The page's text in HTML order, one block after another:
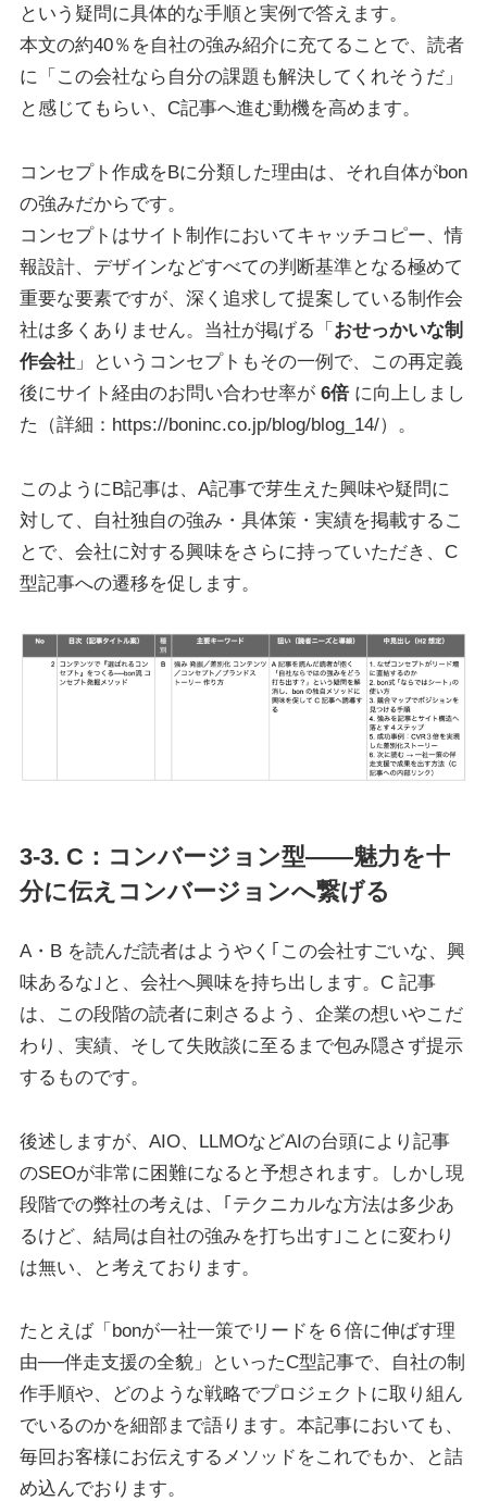
という疑問に具体的な手順と実例で答えます。
本文の約40％を自社の強み紹介に充てることで、読者
に「この会社なら自分の課題も解決してくれそうだ」
と感じてもらい、C記事へ進む動機を高めます。
コンセプト作成をBに分類した理由は、それ自体がbon
の強みだからです。
コンセプトはサイト制作においてキャッチコピー、情
報設計、デザインなどすべての判断基準となる極めて
重要な要素ですが、深く追求して提案している制作会
社は多くありません。当社が掲げる「 おせっかいな制
作会社」というコンセプトもその一例で、この再定義
後にサイト経由のお問い合わせ率が 6倍に向上しまし
た（詳細：https://boninc.co.jp/blog/blog_14/）。
このようにB記事は、A記事で芽生えた興味や疑問に
対して、自社独自の強み・具体策・実績を掲載するこ
とで、会社に対する興味をさらに持っていただき、C
型記事への遷移を促します。
3-3. C：コンバージョン型――魅力を十
分に伝えコンバージョンへ繋げる
A・B を読んだ読者はようやく｢この会社すごいな、興
味あるな｣と、会社へ興味を持ち出します。C 記事
は、この段階の読者に刺さるよう、企業の想いやこだ
わり、実績、そして失敗談に至るまで包み隠さず提示
するものです。
後述しますが、AIO、LLMOなどAIの台頭により記事
のSEOが非常に困難になると予想されます。しかし現
段階での弊社の考えは、｢テクニカルな方法は多少あ
るけど、結局は自社の強みを打ち出す｣ことに変わり
は無い、と考えております。
たとえば「bonが一社一策でリードを６倍に伸ばす理
由──伴走支援の全貌」といったC型記事で、自社の制
作手順や、どのような戦略でプロジェクトに取り組ん
でいるのかを細部まで語ります。本記事においても、
毎回お客様にお伝えするメソッドをこれでもか、と詰
め込んでおります。